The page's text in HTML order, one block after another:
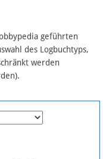
geführten
des Logbuchtyps,
werden